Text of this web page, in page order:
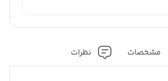
مشخصات نظرات